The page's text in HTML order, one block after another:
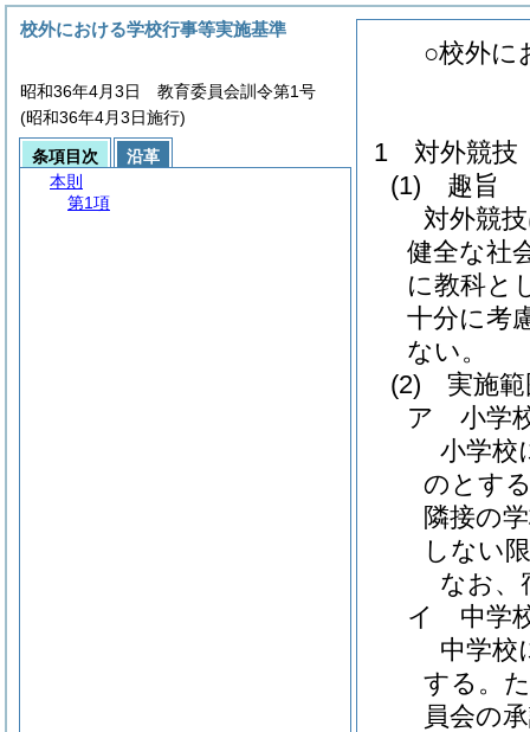
○校外に
1 対外競技
(1) 趣旨
対外競
健全な社
に教科と
十分に考
ない。
(2) 実施範
ア 小学
小学校
のとす
隣接の
しない
なお、
イ 中学
中学校
する。
員会の
校外における学校行事等実施基準
昭和36年4月3日 教育委員会訓令第1号
(昭和36年4月3日施行)
条項目次
沿革
本則
第1項